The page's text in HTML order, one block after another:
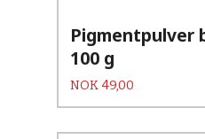
Pigmentpulver
100 g
Pris
NOK 49,00